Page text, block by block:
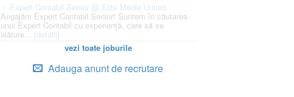
Expert Contabil Senior @ Elite Media United
Angajăm Expert Contabil Senior! Suntem în căutarea
unui Expert Contabil cu experiență, care să se
alăture... [detalii]
vezi toate joburile
Adauga anunt de recrutare